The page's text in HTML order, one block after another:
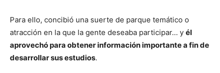
Para ello, concibió una suerte de parque temático o
atracción en la que la gente deseaba participar… y él
aprovechó para obtener información importante a fin de
desarrollar sus estudios.